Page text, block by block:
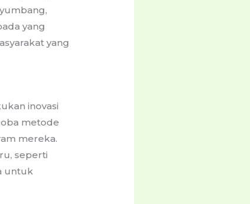
yang
yang
inovasi
metode
mereka.
seperti
untuk